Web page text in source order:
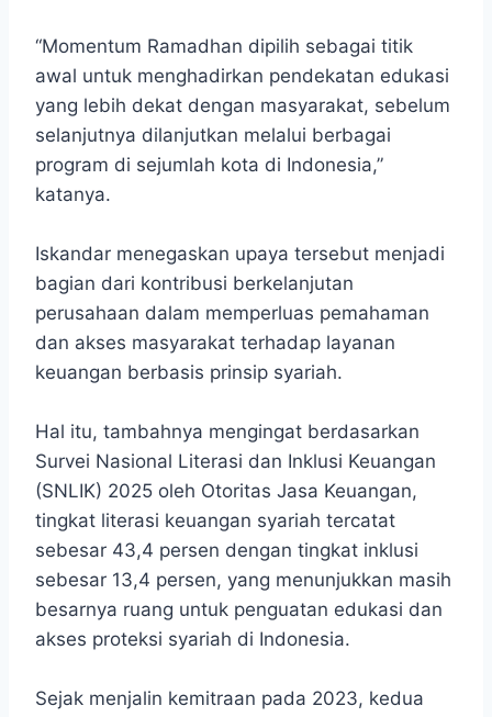
“Momentum Ramadhan dipilih sebagai titik
awal untuk menghadirkan pendekatan edukasi
yang lebih dekat dengan masyarakat, sebelum
selanjutnya dilanjutkan melalui berbagai
program di sejumlah kota di Indonesia,”
katanya.
Iskandar menegaskan upaya tersebut menjadi
bagian dari kontribusi berkelanjutan
perusahaan dalam memperluas pemahaman
dan akses masyarakat terhadap layanan
keuangan berbasis prinsip syariah.
Hal itu, tambahnya mengingat berdasarkan
Survei Nasional Literasi dan Inklusi Keuangan
(SNLIK) 2025 oleh Otoritas Jasa Keuangan,
tingkat literasi keuangan syariah tercatat
sebesar 43,4 persen dengan tingkat inklusi
sebesar 13,4 persen, yang menunjukkan masih
besarnya ruang untuk penguatan edukasi dan
akses proteksi syariah di Indonesia.
Sejak menjalin kemitraan pada 2023, kedua